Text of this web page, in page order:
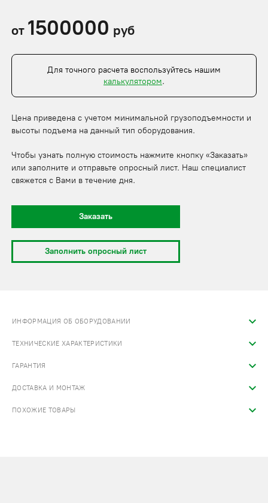
от 1500000 руб
Для точного расчета воспользуйтесь нашим
калькулятором.
Цена приведена с учетом минимальной грузоподъемности и
высоты подъема на данный тип оборудования.
Чтобы узнать полную стоимость нажмите кнопку «Заказать»
или заполните и отправьте опросный лист. Наш специалист
свяжется с Вами в течение дня.
Заказать
Заполнить опросный лист
ИНФОРМАЦИЯ ОБ ОБОРУДОВАНИИ
ТЕХНИЧЕСКИЕ ХАРАКТЕРИСТИКИ
ГАРАНТИЯ
ДОСТАВКА И МОНТАЖ
ПОХОЖИЕ ТОВАРЫ